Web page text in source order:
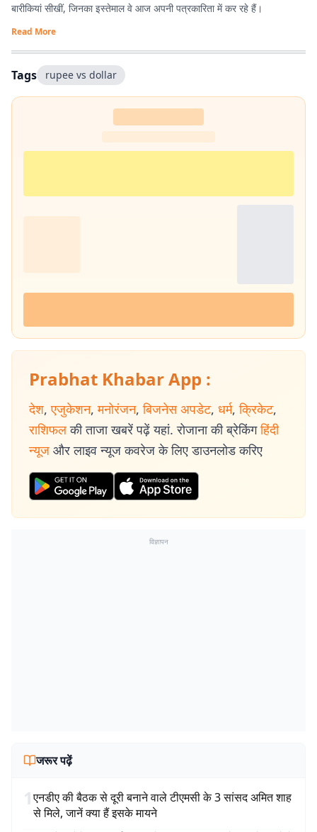
बारीकियां सीखीं, जिनका इस्तेमाल वे आज अपनी पत्रकारिता में कर रहे हैं।
Read More
Tags rupee vs dollar
Prabhat Khabar App :
देश, एजुकेशन, मनोरंजन, बिजनेस अपडेट, धर्म, क्रिकेट,
राशिफल की ताजा खबरें पढ़ें यहां. रोजाना की ब्रेकिंग हिंदी
न्यूज और लाइव न्यूज कवरेज के लिए डाउनलोड करिए
विज्ञापन
जरूर पढ़ें
1एनडीए की बैठक से दूरी बनाने वाले टीएमसी के 3 सांसद अमित शाह
से मिले, जानें क्या हैं इसके मायने